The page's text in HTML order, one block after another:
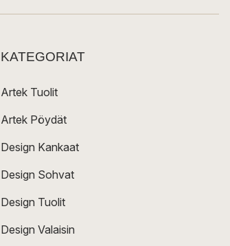
KATEGORIAT
Artek Tuolit
Artek Pöydät
Design Kankaat
Design Sohvat
Design Tuolit
Design Valaisin